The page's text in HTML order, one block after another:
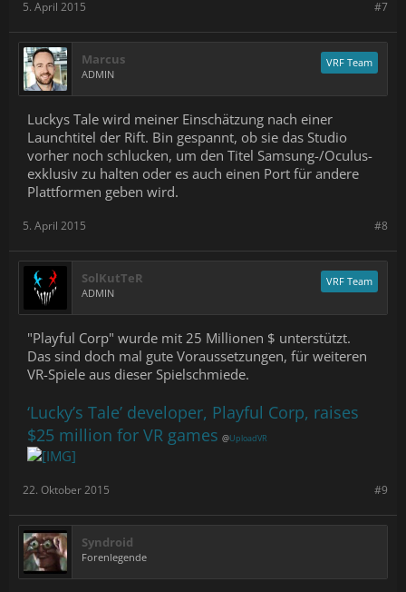
#7
5. April 2015
Marcus
ADMIN
VRF Team
Luckys Tale wird meiner Einschätzung nach einer
Launchtitel der Rift. Bin gespannt, ob sie das Studio
vorher noch schlucken, um den Titel Samsung-/Oculus-
exklusiv zu halten oder es auch einen Port für andere
Plattformen geben wird.
#8
5. April 2015
SolKutTeR
ADMIN
VRF Team
"Playful Corp" wurde mit 25 Millionen $ unterstützt.
Das sind doch mal gute Voraussetzungen, für weiteren
VR-Spiele aus dieser Spielschmiede.
‘Lucky’s Tale’ developer, Playful Corp, raises
$25 million for VR games @UploadVR
#9
22. Oktober 2015
Syndroid
Forenlegende